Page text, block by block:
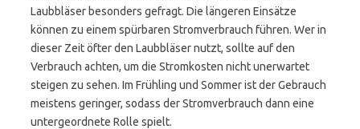
Laubbläser besonders gefragt. Die längeren Einsätze
können zu einem spürbaren Stromverbrauch führen. Wer in
dieser Zeit öfter den Laubbläser nutzt, sollte auf den
Verbrauch achten, um die Stromkosten nicht unerwartet
steigen zu sehen. Im Frühling und Sommer ist der Gebrauch
meistens geringer, sodass der Stromverbrauch dann eine
untergeordnete Rolle spielt.